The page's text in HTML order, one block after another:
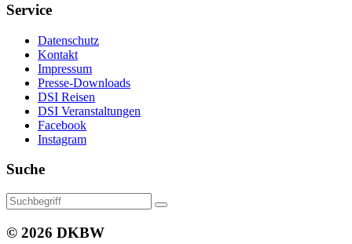
Service
Datenschutz
Kontakt
Impressum
Presse-Downloads
DSI Reisen
DSI Veranstaltungen
Facebook
Instagram
Suche
© 2026 DKBW